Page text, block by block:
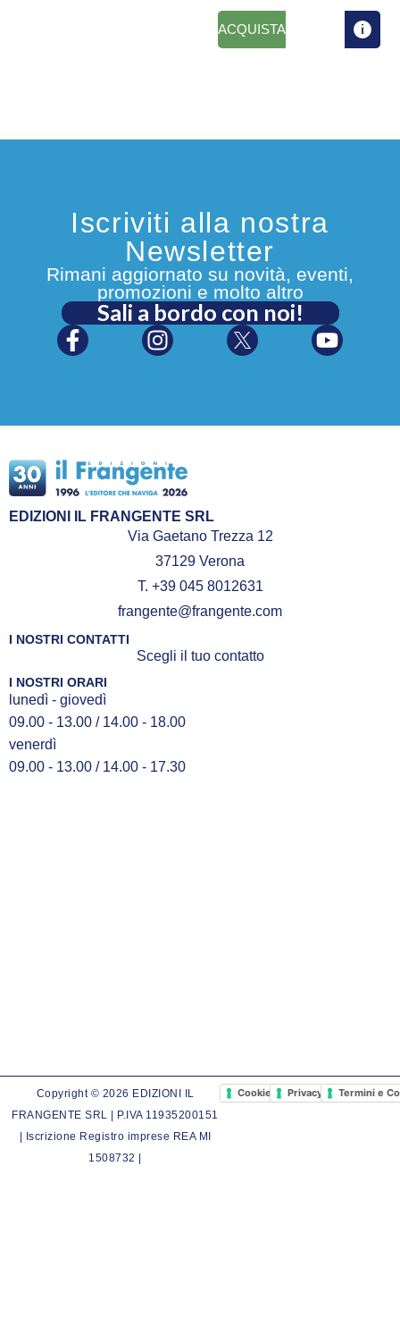
ACQUISTA
Iscriviti alla nostra
Newsletter
Rimani aggiornato su novità, eventi,
promozioni e molto altro
Sali a bordo con noi!
EDIZIONI IL FRANGENTE SRL
Via Gaetano Trezza 12
37129 Verona
T. +39 045 8012631
frangente@frangente.com
I NOSTRI CONTATTI
Scegli il tuo contatto
I NOSTRI ORARI
lunedì - giovedì
09.00 - 13.00 / 14.00 - 18.00
venerdì
09.00 - 13.00 / 14.00 - 17.30
Copyright © 2026 EDIZIONI IL
FRANGENTE SRL | P.IVA 11935200151
| Iscrizione Registro imprese REA MI
1508732 |
Cookie PolicyPrivacy PolicyTermini e